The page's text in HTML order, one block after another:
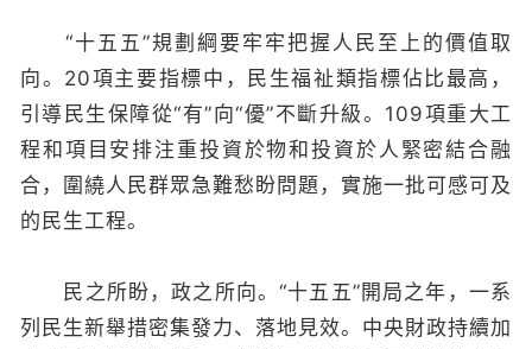
“十五五”規劃綱要牢牢把握人民至上的價值取
向。20項主要指標中，民生福祉類指標佔比最高，
引導民生保障從“有”向“優”不斷升級。109項重大工
程和項目安排注重投資於物和投資於人緊密結合融
合，圍繞人民群眾急難愁盼問題，實施一批可感可及
的民生工程。
民之所盼，政之所向。“十五五”開局之年，一系
列民生新舉措密集發力、落地見效。中央財政持續加